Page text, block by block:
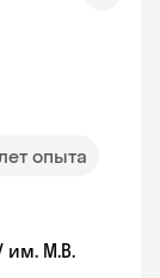
опыта
им. М.В.